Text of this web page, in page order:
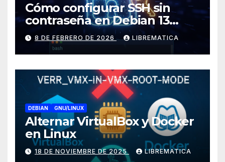
Cómo configurar SSH sin
contraseña en Debian 13
(Trixie)
8 DE FEBRERO DE 2026 LIBREMATICA
DEBIAN GNU/LINUX
Alternar VirtualBox y Docker
en Linux
18 DE NOVIEMBRE DE 2025 LIBREMATICA